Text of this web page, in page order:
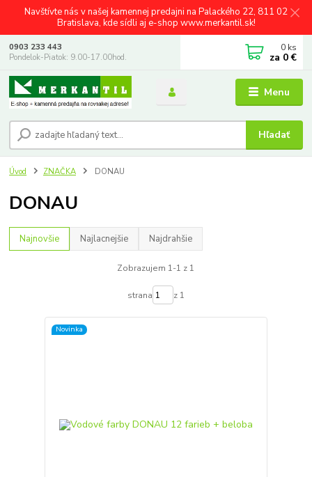
Navštívte nás v našej kamennej predajni na Palackého 22, 811 02
Bratislava, kde sídli aj e-shop www.merkantil.sk!
Menu
Hľadať
0903 233 443
Pondelok-Piatok: 9.00-17.00hod.
0 ks
za 0 €
Úvod ZNAČKA DONAU
DONAU
Najnovšie Najlacnejšie Najdrahšie
Zobrazujem 1-1 z 1
strana z 1
Novinka